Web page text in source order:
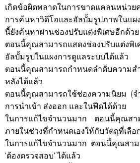
เกิดข้อผิดพลาดในการขาดแคลนหน่วย
การค้นหาวิดีโอและอัลบั้มรูปภาพในแ
นี้ยังค้นหาผ่านช่องปรับแต่งพิเศษอีกด้วย
ตอนนี้คุณสามารถแสดงช่องปรับแต่งพิเ
อัลบั้มรูปในแผงการดูแลระบบได้แล้ว
ตอนนี้คุณสามารถกำหนดลำดับความส
หลังได้แล้ว
ตอนนี้คุณสามารถใช้ช่องความนิยม (จ
การนำเข้า ส่งออก และในฟีดได้ด้วย
ในการแก้ไขจำนวนมาก ตอนนี้คุณสา
ภายในช่วงที่กำหนดเองให้กับวัตถุที่เลื
ในการแก้ไขจำนวนมาก ตอนนี้คุณสา
'ต้องตรวจสอบ' ได้แล้ว